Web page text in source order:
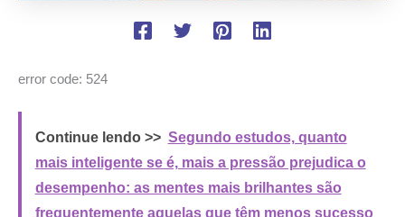
error code: 524
Continue lendo >> Segundo estudos, quanto
mais inteligente se é, mais a pressão prejudica o
desempenho: as mentes mais brilhantes são
frequentemente aquelas que têm menos sucesso